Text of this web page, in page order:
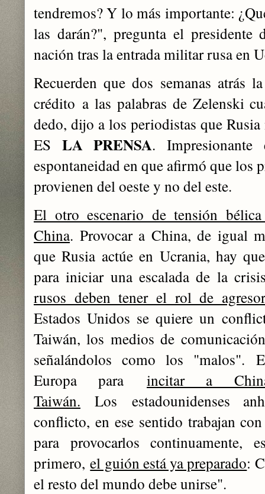
tendremos? Y lo más importante:
las darán?", pregunta el
nación tras la entrada militar rusa en
Recuerden que dos semanas atrás
crédito a las palabras de Zelenski
dedo, dijo a los periodistas que
ES LA PRENSA. Impresionante
espontaneidad en que afirmó que los
provienen del oeste y no del este.
El otro escenario de tensión
China. Provocar a China, de igual
que Rusia actúe en Ucrania, hay
para iniciar una escalada de la
rusos deben tener el rol de
Estados Unidos se quiere un
Taiwán, los medios de
señalándolos como los "malos".
Europa para
incitar a
Taiwán. Los estadounidenses
conflicto, en ese sentido trabajan
para provocarlos continuamente,
primero,el guión está ya preparado:
el resto del mundo debe unirse".